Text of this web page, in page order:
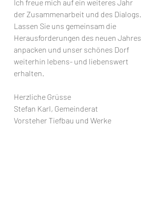
Ich freue mich auf ein weiteres Jahr
der Zusammenarbeit und des Dialogs.
Lassen Sie uns gemeinsam die
Herausforderungen des neuen Jahres
anpacken und unser schönes Dorf
weiterhin lebens- und liebenswert
erhalten.
Herzliche Grüsse
Stefan Karl, Gemeinderat
Vorsteher Tiefbau und Werke